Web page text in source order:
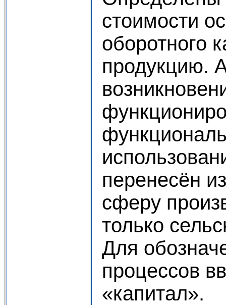
стоимости
оборотного
продукцию.
перенесён
сферу
только
Для
процессов
«капитал».